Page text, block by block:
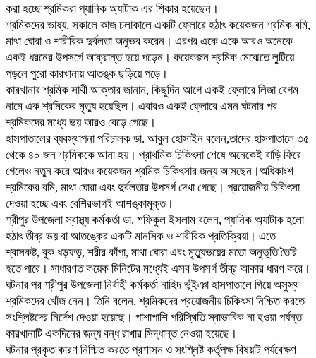
করা হচ্ছে শ্রমিকরা প্যানিক অ্যাটাক এর শিকার হয়েছেন।
শ্রমিকদের ভাষ্য, সকালে কাজ চলাকালে একটি ফ্লোরে হঠাৎ কয়েকজন শ্রমিক বমি,
মাথা ঘোরা ও শারীরিক দুর্বলতা অনুভব করেন। এরপর একে একে আরও অনেকে
একই ধরনের উপসর্গে আক্রান্ত হয়ে পড়েন। কয়েকজন শ্রমিক মেঝেতে লুটিয়ে
পড়লে পুরো কারখানায় আতঙ্ক ছড়িয়ে পড়ে।
কারখানার শ্রমিক সাথী আক্তার জানান, কিছুদিন আগে একই ফ্লোরে লিজা বেগম
নামে এক শ্রমিকের মৃত্যু হয়েছিল। এবারও একই ফ্লোরে এমন ঘটনার পর
শ্রমিকদের মধ্যে ভয় আরও বেড়ে গেছে।
হাসপাতালের ব্যবস্থাপনা পরিচালক ডা. আবুল হোসাইন বলেন,তাদের হাসপাতালে ৩৫
থেকে ৪০ জন শ্রমিককে আনা হয়। প্রাথমিক চিকিৎসা শেষে অনেকেই বাড়ি ফিরে
গেলেও নতুন করে আরও কয়েকজন শ্রমিক চিকিৎসার জন্য আসছেন।অধিকাংশ
শ্রমিকের বমি, মাথা ঘোরা এবং দুর্বলতার উপসর্গ দেখা গেছে। প্রয়োজনীয় চিকিৎসা
দেওয়া হচ্ছে এবং বেশিরভাগই আশঙ্কামুক্ত।
শ্রীপুর উপজেলা স্বাস্থ্য কর্মকর্তা ডা. শফিকুল ইসলাম বলেন, প্যানিক অ্যাটাক হলো
হঠাৎ তীব্র ভয় বা আতঙ্কের একটি মানসিক ও শারীরিক প্রতিক্রিয়া। এতে
শ্বাসকষ্ট, বুক ধড়ফড়, শরীর কাঁপা, মাথা ঘোরা এবং মৃত্যুভয়ের মতো অনুভূতি তৈরি
হতে পারে। সাধারণত কয়েক মিনিটের মধ্যেই এসব উপসর্গ তীব্র আকার ধারণ করে।
ঘটনার পর শ্রীপুর উপজেলা নির্বাহী কর্মকর্তা নাহিদ ভূঁইঞা হাসপাতালে গিয়ে অসুস্থ
শ্রমিকদের খোঁজ নেন। তিনি বলেন, শ্রমিকদের প্রয়োজনীয় চিকিৎসা নিশ্চিত করতে
সংশ্লিষ্টদের নির্দেশ দেওয়া হয়েছে। পাশাপাশি পরিস্থিতি স্বাভাবিক না হওয়া পর্যন্ত
কারখানাটি একদিনের জন্য বন্ধ রাখার সিদ্ধান্ত নেওয়া হয়েছে।
ঘটনার প্রকৃত কারণ নিশ্চিত করতে প্রশাসন ও সংশ্লিষ্ট কর্তৃপক্ষ বিষয়টি পর্যবেক্ষণ